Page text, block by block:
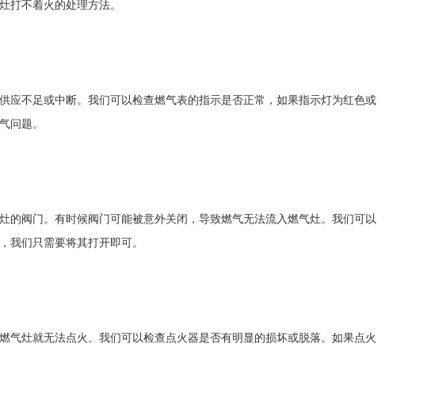
打不着火的处理方法。
应不足或中断。我们可以检查燃气表的指示是否正常，如果指示灯为红色或
问题。
阀门。有时候阀门可能被意外关闭，导致燃气无法流入燃气灶。我们可以
我们只需要将其打开即可。
灶就无法点火。我们可以检查点火器是否有明显的损坏或脱落。如果点火